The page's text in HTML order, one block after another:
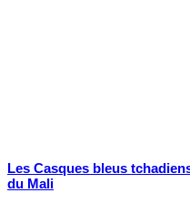
Les Casques bleus
du Mali